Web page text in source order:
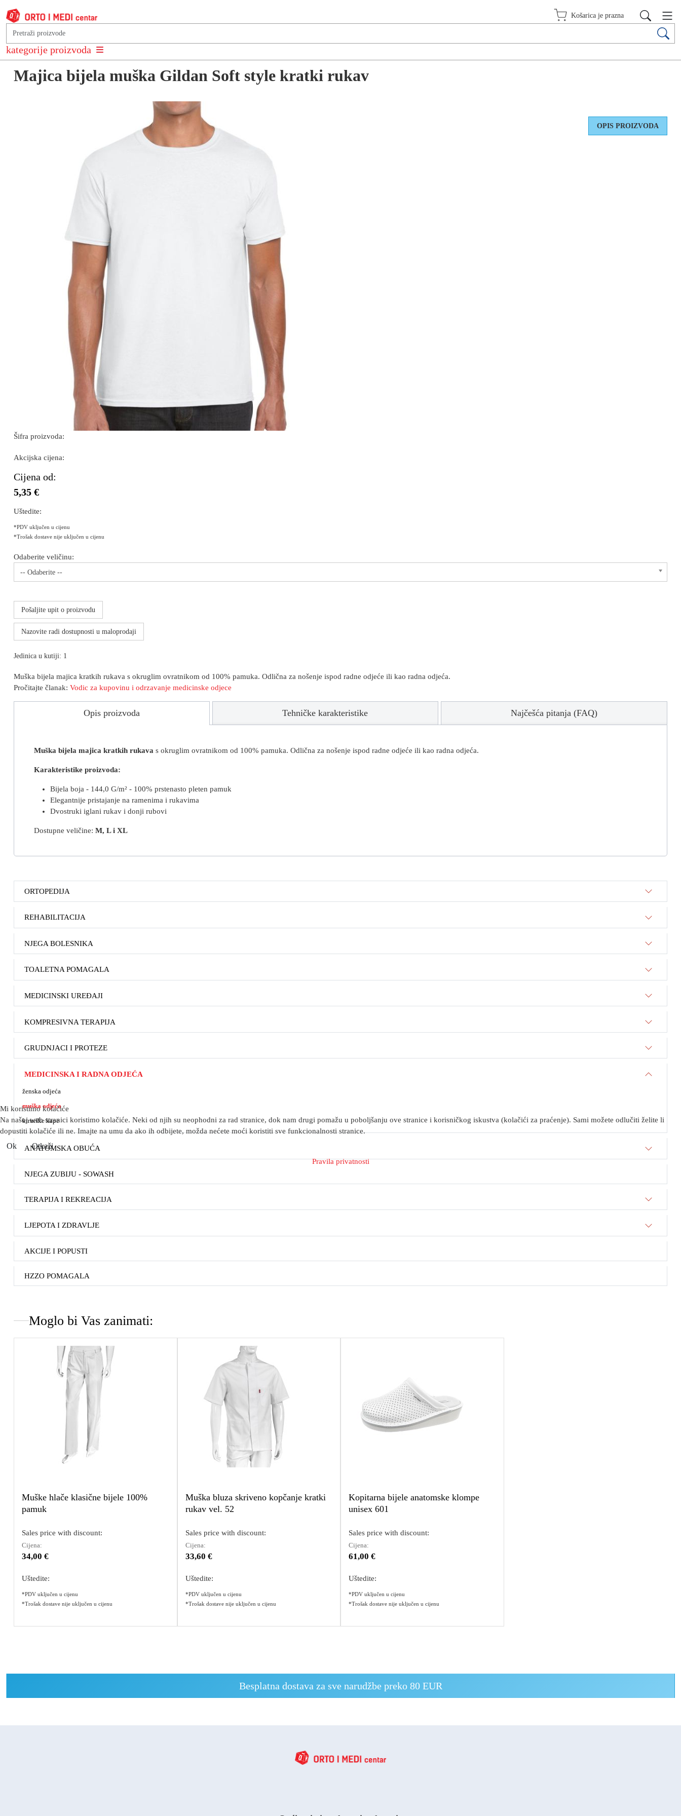
kategorije proizvoda
Košarica je prazna
ORTOPEDIJA
REHABILITACIJA
NJEGA BOLESNIKA
TOALETNA POMAGALA
MEDICINSKI UREĐAJI
KOMPRESIVNA TERAPIJA
GRUDNJACI I PROTEZE
MEDICINSKA I RADNA ODJEĆA
ženska odjeća
muška odjeća
kirurške kape
ANATOMSKA OBUĆA
NJEGA ZUBIJU - SOWASH
TERAPIJA I REKREACIJA
LJEPOTA I ZDRAVLJE
AKCIJE I POPUSTI
HZZO POMAGALA
Natrag na: Muška odjeća
Majica bijela muška Gildan Soft style kratki rukav
OPIS PROIZVODA
Šifra proizvoda:
Akcijska cijena:
Cijena od:
5,35 €
Uštedite:
*PDV uključen u cijenu
*Trošak dostave nije uključen u cijenu
Odaberite veličinu:
-- Odaberite --
Pošaljite upit o proizvodu
Nazovite radi dostupnosti u maloprodaji
Jedinica u kutiji: 1
Muška bijela majica kratkih rukava s okruglim ovratnikom od 100% pamuka. Odlična za nošenje ispod radne odjeće ili kao radna odjeća.
Pročitajte članak: Vodic za kupovinu i odrzavanje medicinske odjece
Opis proizvoda Tehničke karakteristike Najčešća pitanja (FAQ)
Muška bijela majica kratkih rukava s okruglim ovratnikom od 100% pamuka. Odlična za nošenje ispod radne odjeće ili kao radna odjeća.
Karakteristike proizvoda:
Bijela boja - 144,0 G/m² - 100% prstenasto pleten pamuk
Elegantnije pristajanje na ramenima i rukavima
Dvostruki iglani rukav i donji rubovi
Dostupne veličine: M, L i XL
Moglo bi Vas zanimati:
Muške hlače klasične bijele 100%
pamuk
Sales price with discount:
Cijena:
34,00 €
Uštedite:
*PDV uključen u cijenu
*Trošak dostave nije uključen u cijenu
Muška bluza skriveno kopčanje kratki
rukav vel. 52
Sales price with discount:
Cijena:
33,60 €
Uštedite:
*PDV uključen u cijenu
*Trošak dostave nije uključen u cijenu
Kopitarna bijele anatomske klompe
unisex 601
Sales price with discount:
Cijena:
61,00 €
Uštedite:
*PDV uključen u cijenu
*Trošak dostave nije uključen u cijenu
Besplatna dostava za sve narudžbe preko 80 EUR
Mi koristimo kolačiće
Na našoj web stranici koristimo kolačiće. Neki od njih su neophodni za rad stranice, dok nam drugi pomažu u poboljšanju ove stranice i korisničkog iskustva (kolačići za praćenje). Sami možete odlučiti želite li
dopustiti kolačiće ili ne. Imajte na umu da ako ih odbijete, možda nećete moći koristiti sve funkcionalnosti stranice.
Ok Otkaži
Pravila privatnosti